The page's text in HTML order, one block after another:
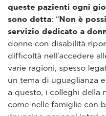
queste pazienti ogni
sono detta: “Non è
servizio dedicato a
donne con disabilità
difficoltà nell’accedere
varie ragioni, spesso
un tema di uguaglianza
a questo, i colleghi della
come nelle famiglie con